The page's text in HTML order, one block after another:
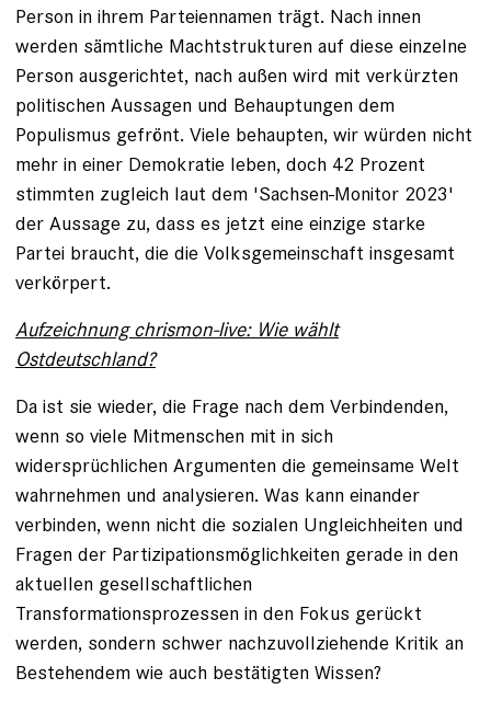
Person in ihrem Parteiennamen trägt. Nach innen
werden sämtliche Machtstrukturen auf diese einzelne
Person ausgerichtet, nach außen wird mit verkürzten
politischen Aussagen und Behauptungen dem
Populismus gefrönt. Viele behaupten, wir würden nicht
mehr in einer Demokratie leben, doch 42 Prozent
stimmten zugleich laut dem 'Sachsen-Monitor 2023'
der Aussage zu, dass es jetzt eine einzige starke
Partei braucht, die die Volksgemeinschaft insgesamt
verkörpert.
Aufzeichnung chrismon-live: Wie wählt
Ostdeutschland?
Da ist sie wieder, die Frage nach dem Verbindenden,
wenn so viele Mitmenschen mit in sich
widersprüchlichen Argumenten die gemeinsame Welt
wahrnehmen und analysieren. Was kann einander
verbinden, wenn nicht die sozialen Ungleichheiten und
Fragen der Partizipationsmöglichkeiten gerade in den
aktuellen gesellschaftlichen
Transformationsprozessen in den Fokus gerückt
werden, sondern schwer nachzuvollziehende Kritik an
Bestehendem wie auch bestätigten Wissen?